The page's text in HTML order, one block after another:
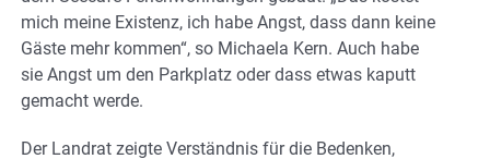
mich meine Existenz, ich habe Angst, dass dann keine
Gäste mehr kommen“, so Michaela Kern. Auch habe
sie Angst um den Parkplatz oder dass etwas kaputt
gemacht werde.
Der Landrat zeigte Verständnis für die Bedenken,